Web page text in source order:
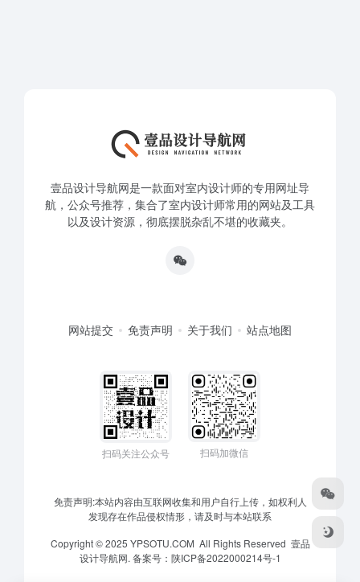
壹品设计导航网是一款面对室内设计师的专用网址导
航，公众号推荐，集合了室内设计师常用的网站及工具
以及设计资源，彻底摆脱杂乱不堪的收藏夹。
网站提交 免责声明 关于我们 站点地图
扫码关注公众号 扫码加微信
免责声明:本站内容由互联网收集和用户自行上传，如权利人
发现存在作品侵权情形，请及时与本站联系
Copyright © 2025 YPSOTU.COM All Rights Reserved 壹品
设计导航网. 备案号： 陕ICP备2022000214号-1